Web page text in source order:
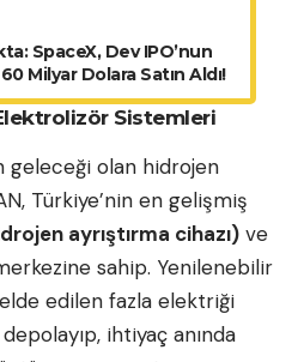
SpaceX, Dev IPO’nun
Milyar Dolara Satın Aldı!
Sistemleri
geleceği olan hidrojen
Türkiye’nin en gelişmiş
ayrıştırma cihazı) ve
sahip. Yenilenebilir
edilen fazla elektriği
ihtiyaç anında